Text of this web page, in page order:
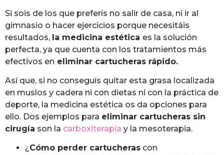
Si sois de los que preferís no salir de casa, ni ir al
gimnasio o hacer ejercicios porque necesitáis
resultados, la medicina estética es la solución
perfecta, ya que cuenta con los tratamientos más
efectivos en eliminar cartucheras rápido.
Así que, si no conseguís quitar esta grasa localizada
en muslos y cadera ni con dietas ni con la práctica de
deporte, la medicina estética os da opciones para
ello. Dos ejemplos para eliminar cartucheras sin
cirugía son la carboxiterapia y la mesoterapia.
¿Cómo perder cartucheras con